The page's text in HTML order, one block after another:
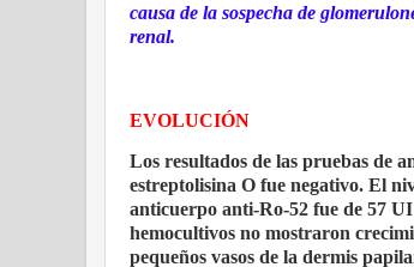
causa de la sospecha de
renal.
EVOLUCIÓN
Los resultados de las pruebas de
estreptolisina O fue negativo. El
anticuerpo anti-Ro-52 fue de 57
hemocultivos no mostraron
pequeños vasos de la dermis